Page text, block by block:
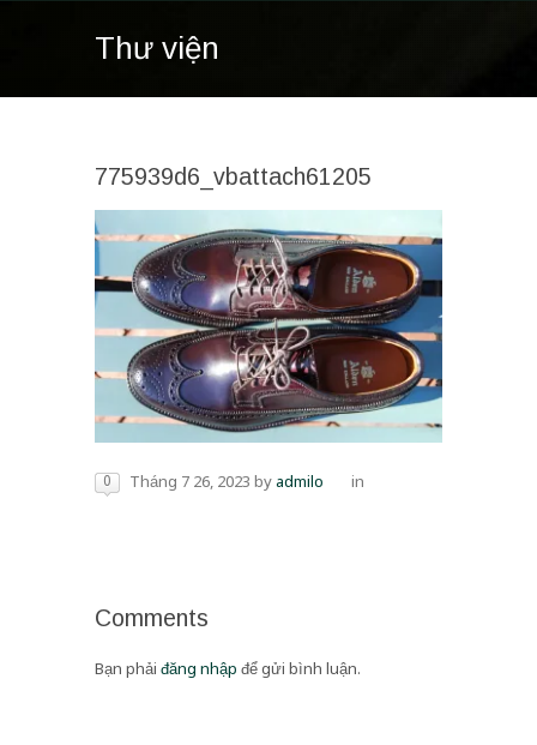
Thư viện
775939d6_vbattach61205
0 Tháng 7 26, 2023 byadmilo in
Comments
Bạn phải đăng nhập để gửi bình luận.